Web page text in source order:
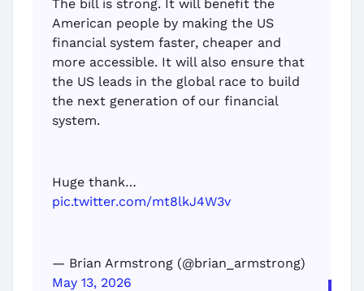
The bill is strong. It will benefit the
American people by making the US
financial system faster, cheaper and
more accessible. It will also ensure that
the US leads in the global race to build
the next generation of our financial
system.
Huge thank…
pic.twitter.com/mt8lkJ4W3v
— Brian Armstrong (@brian_armstrong)
May 13, 2026